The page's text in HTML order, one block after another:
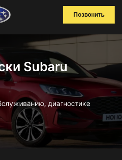
Позвонить
Subaru
диагностике